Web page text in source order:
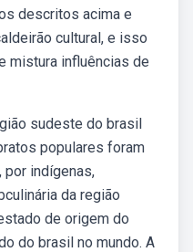
descritos acima e
cultural, e isso
mistura influências de
sudeste do brasil
populares foram
por indígenas,
da região
de origem do
do brasil no mundo. A